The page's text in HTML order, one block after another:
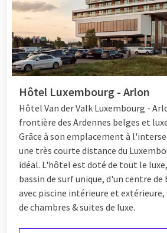
Hôtel Luxembourg - Arlon
Hôtel Van der Valk Luxembourg -
frontière des Ardennes belges et
Grâce à son emplacement à
une très courte distance du
idéal. L'hôtel est doté de tout le
bassin de surf unique, d'un centre
avec piscine intérieure et
de chambres & suites de luxe.